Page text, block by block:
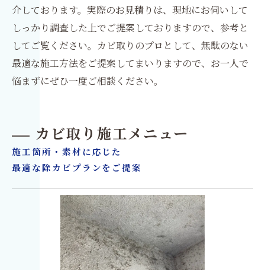
介しております。実際のお見積りは、現地にお伺いして
しっかり調査した上でご提案しておりますので、参考と
してご覧ください。カビ取りのプロとして、無駄のない
最適な施工方法をご提案してまいりますので、お一人で
悩まずにぜひ一度ご相談ください。
カビ取り施工メニュー
施工箇所・素材に応じた
最適な除カビプランをご提案